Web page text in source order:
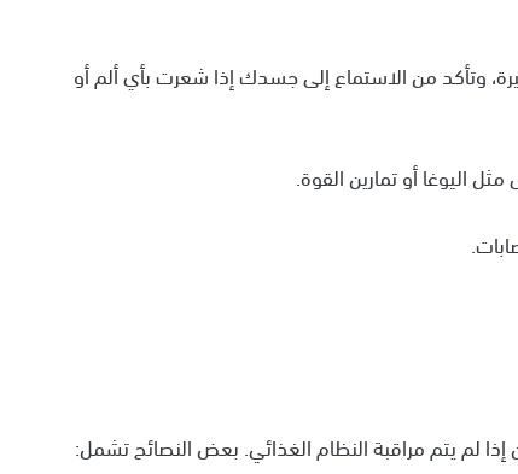
وتأكد من الاستماع إلى جسدك إذا شعرت بأي ألم أو
اليوغا أو تمارين القوة.
لم يتم مراقبة النظام الغذائي. بعض النصائح تشمل: